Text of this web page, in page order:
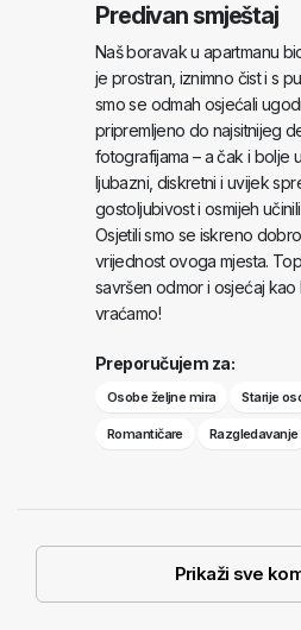
Predivan smještaj
Naš boravak u apartmanu
je prostran, iznimno čist i s
smo se odmah osjećali
pripremljeno do najsitnijeg
fotografijama – a čak i bolje
ljubazni, diskretni i uvijek
gostoljubivost i osmijeh
Osjetili smo se iskreno
vrijednost ovoga mjesta.
savršen odmor i osjećaj
vraćamo!
Preporučujem za:
Osobe željne mira Starije
Romantičare Razgledavanje
Prikaži sve